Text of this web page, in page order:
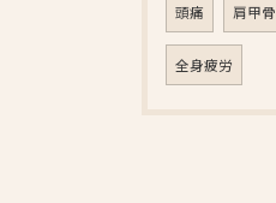
頭痛 肩甲骨
全身疲労